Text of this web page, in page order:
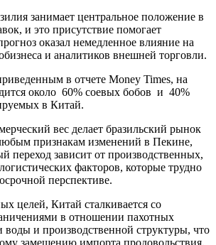
занимает центральное положение в
и это присутствие помогает
оказал немедленное влияние на
и аналитиков внешней торговли.
в отчете Money Times, на
около 60% соевых бобов и 40%
в Китай.
вес делает бразильский рынок
признакам изменений в Пекине,
переход зависит от производственных,
факторов, которые трудно
перспективе.
целей, Китай сталкивается со
в отношении пахотных
воды и производственной структуры, что